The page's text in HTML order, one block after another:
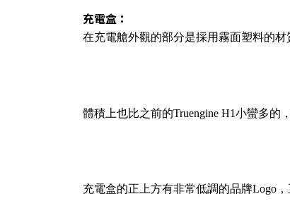
充電盒：
在充電艙外觀的部分是採用霧面塑料的
體積上也比之前的Truengine H1小蠻多的
充電盒的正上方有非常低調的品牌Logo